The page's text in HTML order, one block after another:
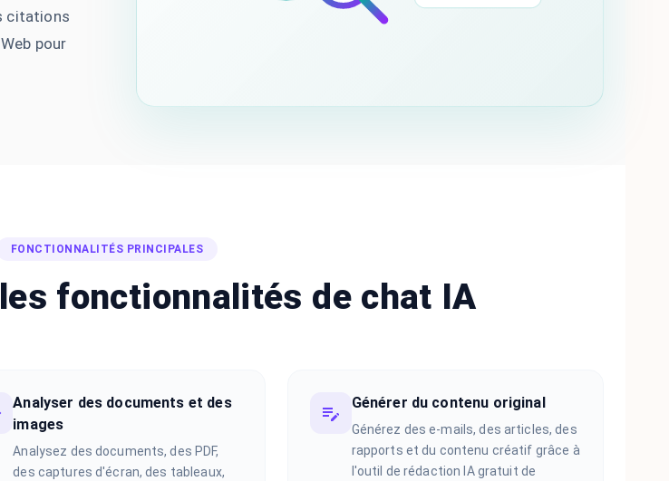
citations
pour
FONCTIONNALITÉS PRINCIPALES
fonctionnalités de chat IA
Analyser des documents et des
images
Analysez des documents, des PDF,
des captures d'écran, des tableaux,
Générer du contenu original
Générez des e-mails, des articles, des
rapports et du contenu créatif grâce à
l'outil de rédaction IA gratuit de